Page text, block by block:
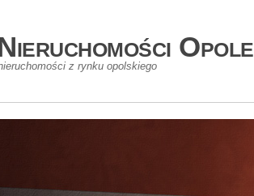
Opole
z rynku opolskiego